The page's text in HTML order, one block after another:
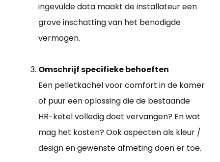
ingevulde data maakt de installateur een
grove inschatting van het benodigde
vermogen.
Omschrijf specifieke behoeften
Een pelletkachel voor comfort in de kamer
of puur een oplossing die de bestaande
HR-ketel volledig doet vervangen? En wat
mag het kosten? Ook aspecten als kleur /
design en gewenste afmeting doen er toe.